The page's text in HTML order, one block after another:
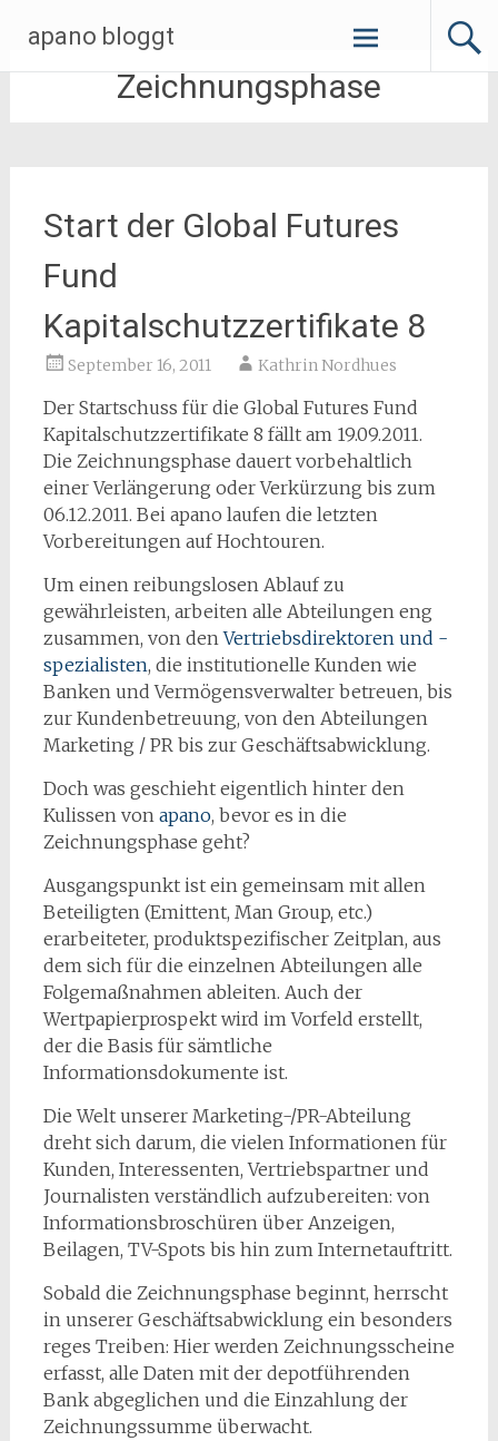
Inhalt
springen
apano bloggt
Zeichnungsphase
Start der Global Futures
Fund
Kapitalschutzzertifikate 8
September 16, 2011 Kathrin Nordhues
Der Startschuss für die Global Futures Fund
Kapitalschutzzertifikate 8 fällt am 19.09.2011.
Die Zeichnungsphase dauert vorbehaltlich
einer Verlängerung oder Verkürzung bis zum
06.12.2011. Bei apano laufen die letzten
Vorbereitungen auf Hochtouren.
Um einen reibungslosen Ablauf zu
gewährleisten, arbeiten alle Abteilungen eng
zusammen, von denVertriebsdirektoren und -
spezialisten, die institutionelle Kunden wie
Banken und Vermögensverwalter betreuen, bis
zur Kundenbetreuung, von den Abteilungen
Marketing / PR bis zur Geschäftsabwicklung.
Doch was geschieht eigentlich hinter den
Kulissen von apano, bevor es in die
Zeichnungsphase geht?
Ausgangspunkt ist ein gemeinsam mit allen
Beteiligten (Emittent, Man Group, etc.)
erarbeiteter, produktspezifischer Zeitplan, aus
dem sich für die einzelnen Abteilungen alle
Folgemaßnahmen ableiten. Auch der
Wertpapierprospekt wird im Vorfeld erstellt,
der die Basis für sämtliche
Informationsdokumente ist.
Die Welt unserer Marketing-/PR-Abteilung
dreht sich darum, die vielen Informationen für
Kunden, Interessenten, Vertriebspartner und
Journalisten verständlich aufzubereiten: von
Informationsbroschüren über Anzeigen,
Beilagen, TV-Spots bis hin zum Internetauftritt.
Sobald die Zeichnungsphase beginnt, herrscht
in unserer Geschäftsabwicklung ein besonders
reges Treiben: Hier werden Zeichnungsscheine
erfasst, alle Daten mit der depotführenden
Bank abgeglichen und die Einzahlung der
Zeichnungssumme überwacht.